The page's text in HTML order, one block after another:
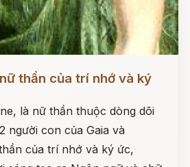
thần của trí nhớ và ký
là nữ thần thuộc dòng dõi
người con của Gaia và
của trí nhớ và ký ức,